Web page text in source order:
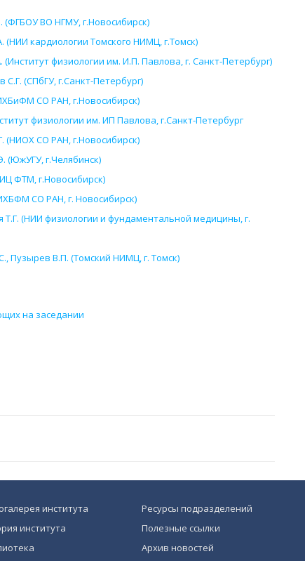
ВО НГМУ, г.Новосибирск)
кардиологии Томского НИМЦ, г.Томск)
физиологии им. И.П. Павлова, г. Санкт-Петербург)
(СПбГУ, г.Санкт-Петербург)
СО РАН, г.Новосибирск)
физиологии им. ИП Павлова, г.Санкт-Петербург
(НИОХ СО РАН, г.Новосибирск)
(ЮжУГУ, г.Челябинск)
ФТМ, г.Новосибирск)
СО РАН, г. Новосибирск)
(НИИ физиологии и фундаментальной медицины, г.
Пузырев В.П. (Томский НИМЦ, г. Томск)
на заседании
института
института
Ресурсы подразделений
Полезные ссылки
Архив новостей